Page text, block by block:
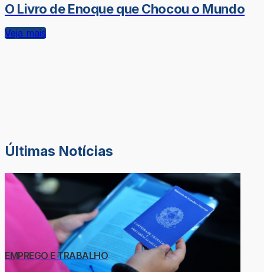
O Livro de Enoque que Chocou o Mundo
Veja mais
Últimas Notícias
EMPREGO E TRABALHO